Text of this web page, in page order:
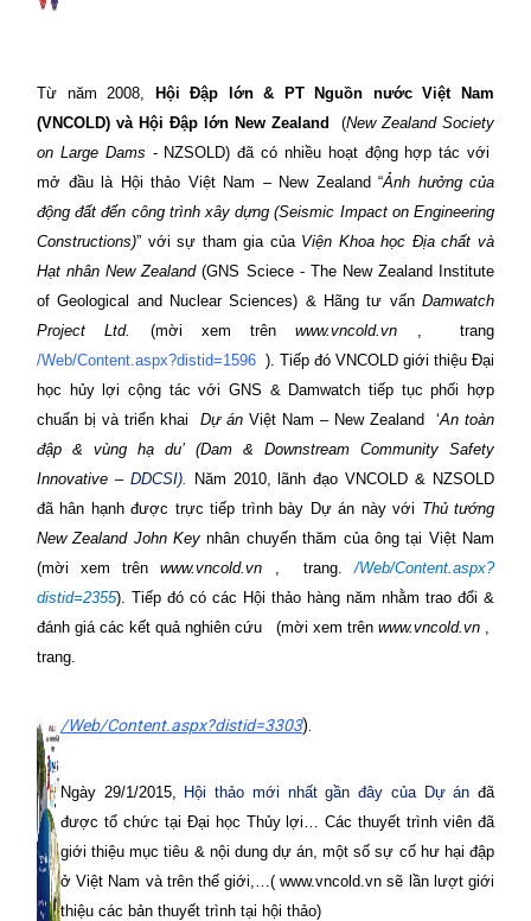
Từ năm 2008,
Hội Đập lớn & PT Nguồn nước Việt Nam
(VNCOLD) và Hội Đập lớn New Zealand
(New Zealand Society
on Large Dams - NZSOLD) đã có nhiều hoạt động hợp tác với
mở đầu là Hội thảo Việt Nam – New Zealand “Ảnh hưởng của
động đất đến công trình xây dựng(Seismic Impact on Engineering
Constructions)” với sự tham gia của Viện Khoa học Địa chất và
Hạt nhân New Zealand(GNS Sciece - The New Zealand Institute
of Geological and Nuclear Sciences) & Hãng tư vấn Damwatch
Project Ltd.
(mời xem trênwww.vncold.vn ,
trang
/Web/Content.aspx?distid=1596 ). Tiếp đó VNCOLD giới thiệu Đại
học hủy lợi cộng tác với GNS & Damwatch tiếp tục phối hợp
chuẩn bị và triển khai
Dự án Việt Nam – New Zealand ‘An toàn
đập & vùng hạ du’ (Dam & Downstream Community Safety
Innovative – DDCSI).
Năm 2010, lãnh đạo VNCOLD & NZSOLD
đã hân hạnh được trực tiếp trình bày Dự án này với Thủ tướng
New Zealand John Key nhân chuyến thăm của ông tại Việt Nam
(mời xem trênwww.vncold.vn , trang./Web/Content.aspx?
distid=2355). Tiếp đó có các Hội thảo hàng năm nhằm trao đổi &
đánh giá các kết quả nghiên cứu
(mời xem trên www.vncold.vn ,
trang.
/Web/Content.aspx?distid=3303).
Ngày 29/1/2015, Hội thảo mới nhất gần đây của Dự ánđã
được tổ chức tại Đại học Thủy lợi … Các thuyết trình viên đã
giới thiệu mục tiêu & nội dung dự án, một số sự cố hư hại đập
ở Việt Nam và trên thế giới,…( www.vncold.vn sẽ lần lượt giới
thiệu các bản thuyết trình tại hội thảo)